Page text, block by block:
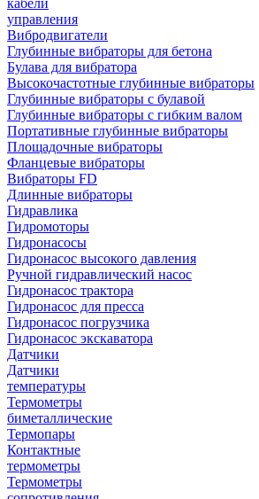
кабели
управления
Вибродвигатели
Глубинные вибраторы для бетона
Булава для вибратора
Высокочастотные глубинные вибраторы
Глубинные вибраторы с булавой
Глубинные вибраторы с гибким валом
Портативные глубинные вибраторы
Площадочные вибраторы
Фланцевые вибраторы
Вибраторы FD
Длинные вибраторы
Гидравлика
Гидромоторы
Гидронасосы
Гидронасос высокого давления
Ручной гидравлический насос
Гидронасос трактора
Гидронасос для пресса
Гидронасос погрузчика
Гидронасос экскаватора
Датчики
Датчики
температуры
Термометры
биметаллические
Термопары
Контактные
термометры
Термометры